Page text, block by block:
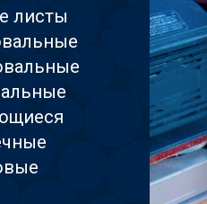
листыВолжский
Речицкий Метизный